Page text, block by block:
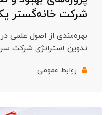
شرکت خانه‌گستر
بهره‌مندی از اصول علمی
تدوین استراتژی شرکت
روابط عمومی